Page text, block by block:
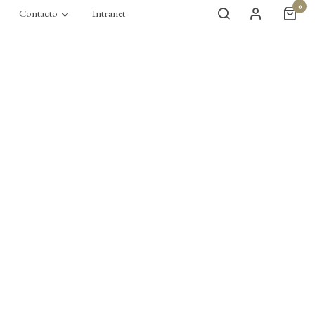
Contacto Intranet 0